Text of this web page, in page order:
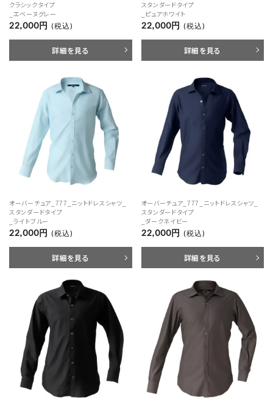
クラシックタイプ
_エベーヌグレー
22,000円 (税込)
詳細を見る
スタンダードタイプ
_ピュアホワイト
22,000円 (税込)
詳細を見る
オーバーチュア_777_ニットドレスシャツ_
スタンダードタイプ
_ライトブルー
22,000円 (税込)
詳細を見る
オーバーチュア_777_ニットドレスシャツ_
スタンダードタイプ
_ダークネイビー
22,000円 (税込)
詳細を見る